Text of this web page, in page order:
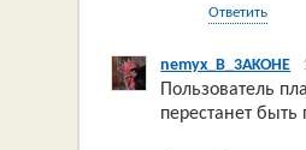
Ответить
nemyx_B_3AKOHE
Пользователь
перестанет